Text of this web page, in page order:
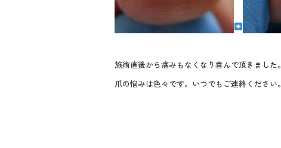
施術直後から痛みもなくなり喜んで頂きました。
爪の悩みは色々です。いつでもご連絡ください。